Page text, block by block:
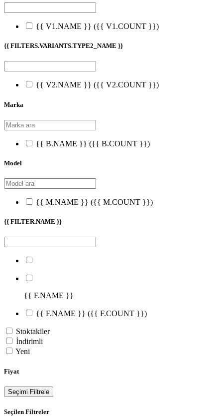
{{ V1.NAME }} ({{ V1.COUNT }})
{{ FILTERS.VARIANTS.TYPE2_NAME }}
{{ V2.NAME }} ({{ V2.COUNT }})
Marka
{{ B.NAME }} ({{ B.COUNT }})
Model
{{ M.NAME }} ({{ M.COUNT }})
{{ FILTER.NAME }}
{{ F.NAME }}
{{ F.NAME }} ({{ F.COUNT }})
Stoktakiler
İndirimli
Yeni
Fiyat
Seçimi Filtrele
Seçilen Filtreler